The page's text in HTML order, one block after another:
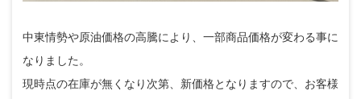
中東情勢や原油価格の高騰により、一部商品価格が変わる事に
なりました。
現時点の在庫が無くなり次第、新価格となりますので、お客様